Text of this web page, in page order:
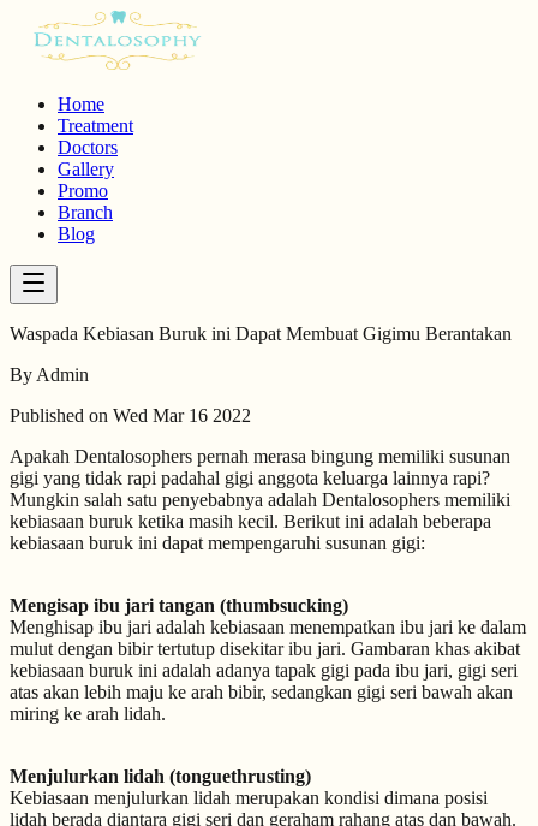
Home
Treatment
Doctors
Gallery
Promo
Branch
Blog
Waspada Kebiasan Buruk ini Dapat Membuat Gigimu Berantakan
By Admin
Published on Wed Mar 16 2022
Apakah Dentalosophers pernah merasa bingung memiliki susunan
gigi yang tidak rapi padahal gigi anggota keluarga lainnya rapi?
Mungkin salah satu penyebabnya adalah Dentalosophers memiliki
kebiasaan buruk ketika masih kecil. Berikut ini adalah beberapa
kebiasaan buruk ini dapat mempengaruhi susunan gigi:
Mengisap ibu jari tangan (thumbsucking)
Menghisap ibu jari adalah kebiasaan menempatkan ibu jari ke dalam
mulut dengan bibir tertutup disekitar ibu jari. Gambaran khas akibat
kebiasaan buruk ini adalah adanya tapak gigi pada ibu jari, gigi seri
atas akan lebih maju ke arah bibir, sedangkan gigi seri bawah akan
miring ke arah lidah.
Menjulurkan lidah (tonguethrusting)
Kebiasaan menjulurkan lidah merupakan kondisi dimana posisi
lidah berada diantara gigi seri dan geraham rahang atas dan bawah.